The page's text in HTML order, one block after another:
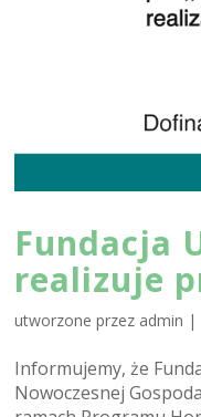
Fundacja
realizuje
utworzone przez admin |
Informujemy, że
Nowoczesnej